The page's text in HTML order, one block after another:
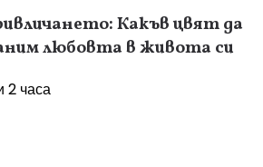
Какъв цвят да
любовта в живота си
2 часа